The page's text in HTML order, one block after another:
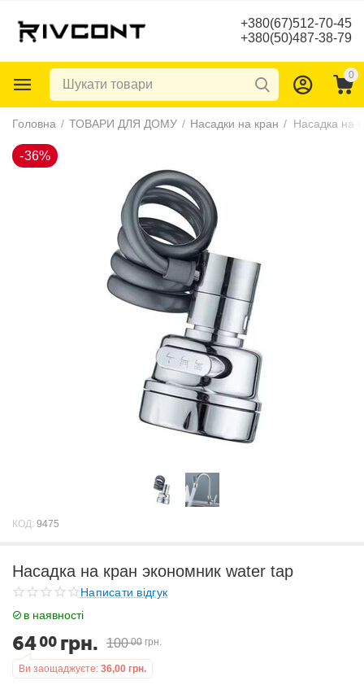
+380(67)512-70-45
+380(50)487-38-79
0
Головна / ТОВАРИ ДЛЯ ДОМУ / Насадки на кран / Насадка на
КОД: 9475
Насадка на кран экономник water tap
Написати відгук
в наявності
6400 грн. 100 00 грн.
Ви заощаджуєте: 36,00 грн.